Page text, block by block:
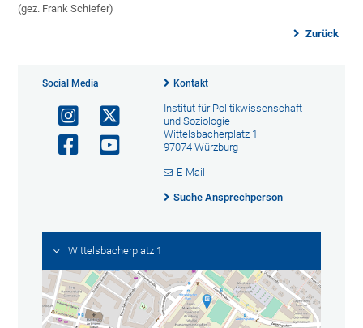
(gez. Frank Schiefer)
Zurück
Social Media Kontakt
Institut für Politikwissenschaft
und Soziologie
Wittelsbacherplatz 1
97074 Würzburg
E-Mail
Suche Ansprechperson
Wittelsbacherplatz 1